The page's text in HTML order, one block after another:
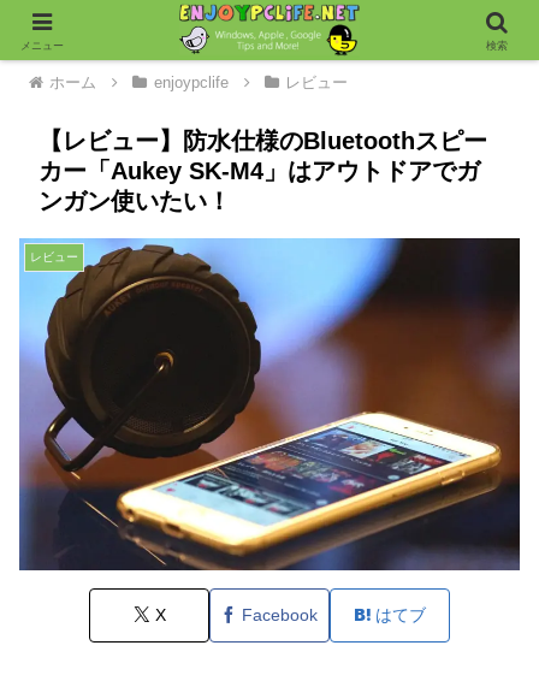
ホーム enjoypclife レビュー
【レビュー】防水仕様のBluetoothスピー
カー「Aukey SK-M4」はアウトドアでガ
ンガン使いたい！
レビュー
X Facebook はてブ
メニュー 検索